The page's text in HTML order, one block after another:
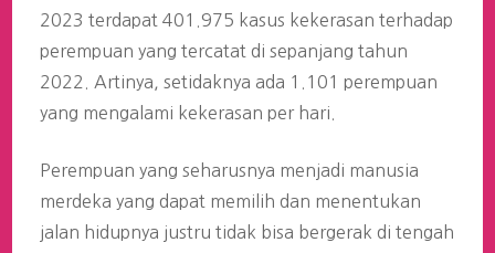
2023 terdapat 401.975 kasus kekerasan terhadap
perempuan yang tercatat di sepanjang tahun
2022. Artinya, setidaknya ada 1.101 perempuan
yang mengalami kekerasan per hari.
Perempuan yang seharusnya menjadi manusia
merdeka yang dapat memilih dan menentukan
jalan hidupnya justru tidak bisa bergerak di tengah